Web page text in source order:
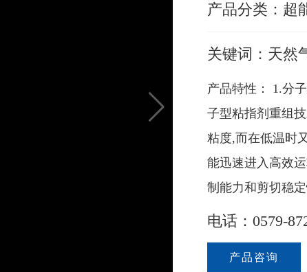
产品分类： 超
关键词： 天然
产品特性： 1.分
子型粘指剂重组
粘度,而在低温时
能迅速进入高效
制能力和剪切稳
电话：0579-
产品咨询